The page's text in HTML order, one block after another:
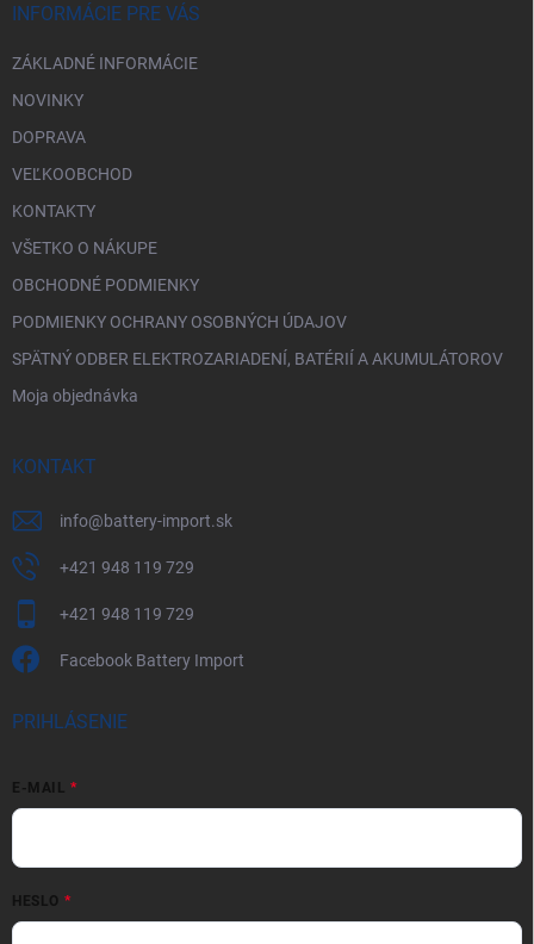
INFORMÁCIE PRE VÁS
ZÁKLADNÉ INFORMÁCIE
NOVINKY
DOPRAVA
VEĽKOOBCHOD
KONTAKTY
VŠETKO O NÁKUPE
OBCHODNÉ PODMIENKY
PODMIENKY OCHRANY OSOBNÝCH ÚDAJOV
SPÄTNÝ ODBER ELEKTROZARIADENÍ, BATÉRIÍ A AKUMULÁTOROV
Moja objednávka
KONTAKT
info@battery-import.sk
+421 948 119 729
+421 948 119 729
Facebook Battery Import
PRIHLÁSENIE
E-MAIL
HESLO